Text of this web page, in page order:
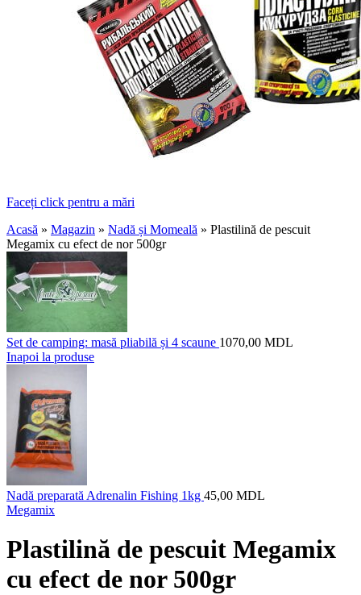
Faceți click pentru a mări
Acasă » Magazin » Nadă și Momeală » Plastilină de pescuit
Megamix cu efect de nor 500gr
Set de camping: masă pliabilă și 4 scaune 1070,00 MDL
Inapoi la produse
Nadă preparată Adrenalin Fishing 1kg 45,00 MDL
Megamix
Plastilină de pescuit Megamix
cu efect de nor 500gr